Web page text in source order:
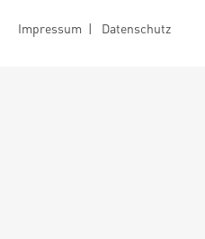
Impressum | Datenschutz